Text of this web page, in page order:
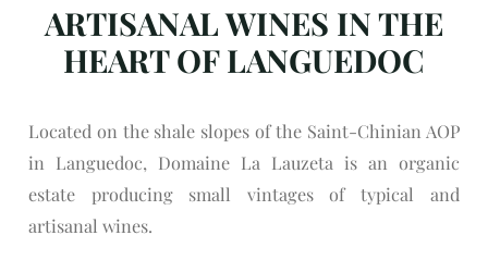
ARTISANAL WINES IN THE
HEART OF LANGUEDOC
Located on the shale slopes of the Saint-Chinian AOP
in Languedoc, Domaine La Lauzeta is an organic
estate producing small vintages of typical and
artisanal wines.